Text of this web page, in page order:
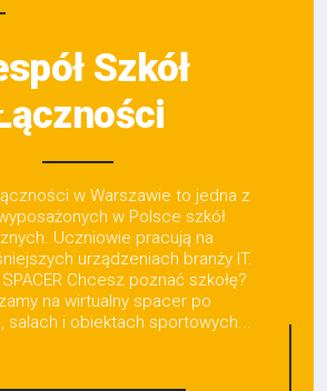
Szkół
w Warszawie to jedna z
w Polsce szkół
Uczniowie pracują na
urządzeniach branży IT.
SPACER Chcesz poznać szkołę?
na wirtualny spacer po
salach i obiektach sportowych...